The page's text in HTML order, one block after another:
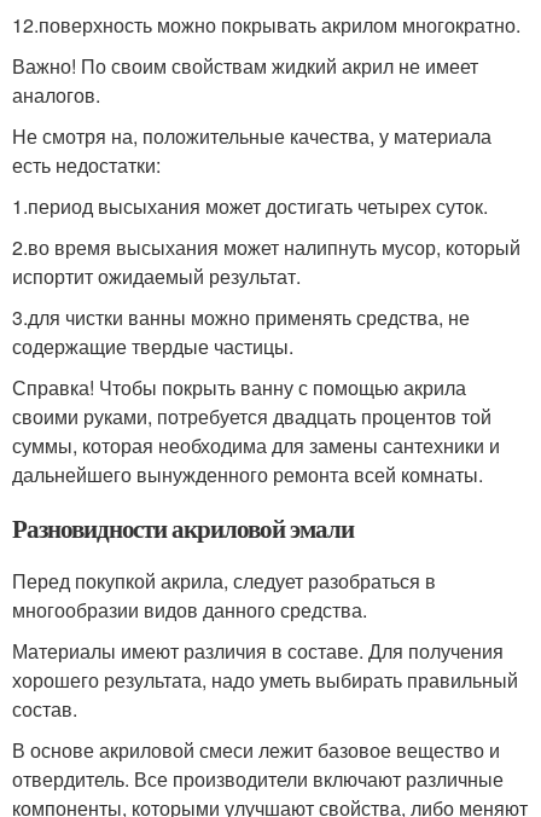
12.поверхность можно покрывать акрилом многократно.
Важно! По своим свойствам жидкий акрил не имеет
аналогов.
Не смотря на, положительные качества, у материала
есть недостатки:
1.период высыхания может достигать четырех суток.
2.во время высыхания может налипнуть мусор, который
испортит ожидаемый результат.
3.для чистки ванны можно применять средства, не
содержащие твердые частицы.
Справка! Чтобы покрыть ванну с помощью акрила
своими руками, потребуется двадцать процентов той
суммы, которая необходима для замены сантехники и
дальнейшего вынужденного ремонта всей комнаты.
Разновидности акриловой эмали
Перед покупкой акрила, следует разобраться в
многообразии видов данного средства.
Материалы имеют различия в составе. Для получения
хорошего результата, надо уметь выбирать правильный
состав.
В основе акриловой смеси лежит базовое вещество и
отвердитель. Все производители включают различные
компоненты, которыми улучшают свойства, либо меняют